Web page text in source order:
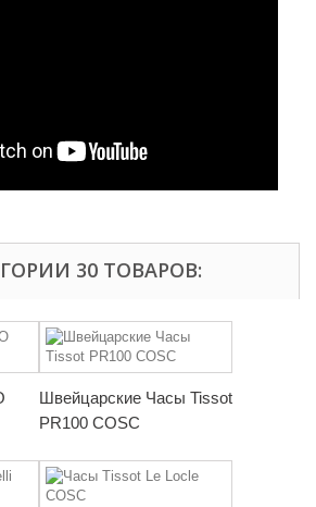
30 ТОВАРОВ:
Швейцарские Часы Tissot
PR100 COSC